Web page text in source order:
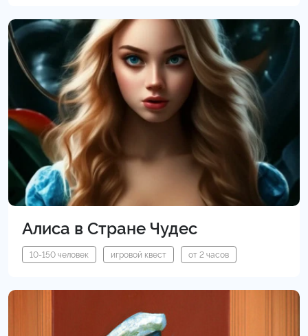
Алиса в Стране Чудес
10-150 человек игровой квест от 2 часов